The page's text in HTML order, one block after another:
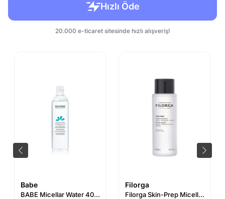
Babe
BABE Micellar Water 400 ml
Filorga
Filorga Skin-Prep Micellar Solution 400 ml